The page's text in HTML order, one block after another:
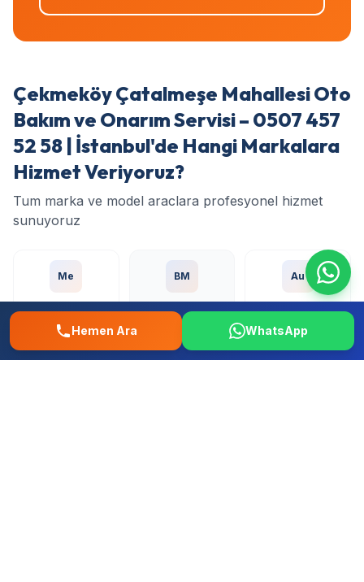
Çekmeköy Çatalmeşe Mahallesi Oto
Bakım ve Onarım Servisi – 0507 457
52 58 | İstanbul'de Hangi Markalara
Hizmet Veriyoruz?
Tum marka ve model araclara profesyonel hizmet
sunuyoruz
Me BM Au
Vo To Ho
Hemen Ara WhatsApp